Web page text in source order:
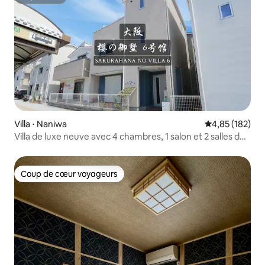
Villa ⋅ Naniwa Évaluation
4,85 (182)
Villa de luxe neuve avec 4 chambres, 1 salon et 2 salles de
Shinsaibashi, Namba, Kuromon, Tsutenkaku, Universal
Studios, Sakura no Gosho 6
Coup de cœur voyageurs
Coup de cœur voyageurs